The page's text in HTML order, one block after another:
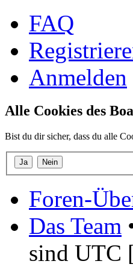
FAQ
Anmelden
Alle Cookies des
Bist du dir sicher, dass du alle
Foren-
Das Team
sind UTC